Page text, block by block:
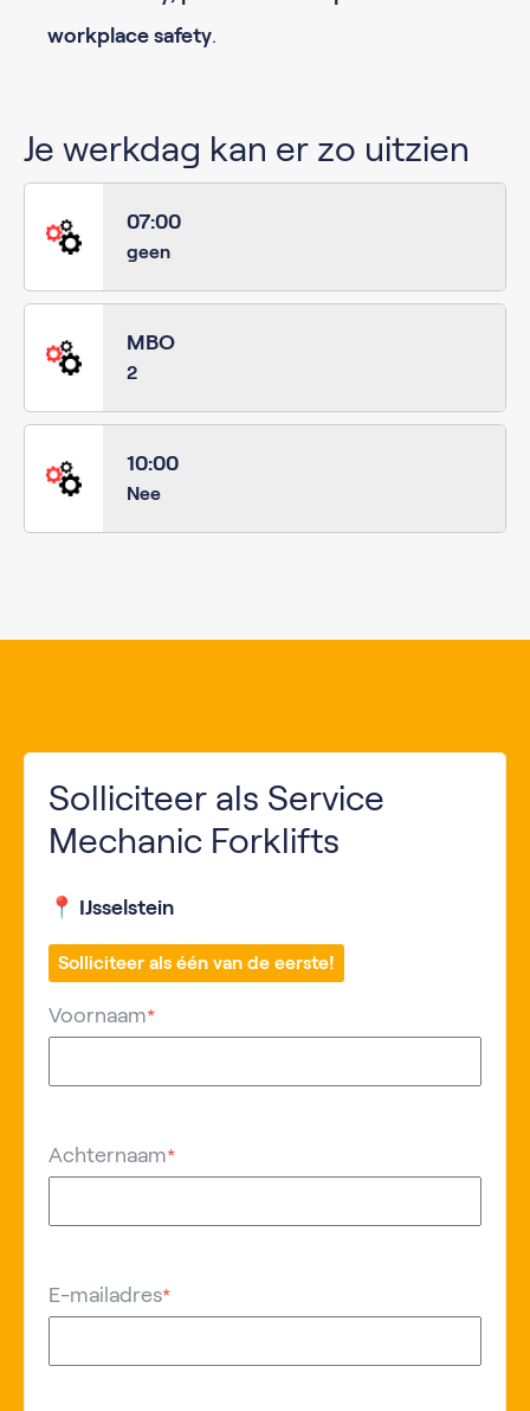
workplace safety.
Je werkdag kan er zo uitzien
07:00
geen
MBO
2
10:00
Nee
Solliciteer als Service
Mechanic Forklifts
📍 IJsselstein
Solliciteer als één van de eerste!
Voornaam*
Achternaam*
E-mailadres*